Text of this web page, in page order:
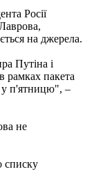
Росії
на джерела.
Путіна і
рамках пакета
у п'ятницю", –
не
списку